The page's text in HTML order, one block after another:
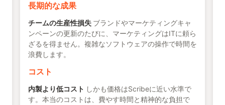
長期的な成果
チームの生産性損失 ブランドやマーケティングキャ
ンペーンの更新のたびに、マーケティングはITに頼ら
ざるを得ません。複雑なソフトウェアの操作で時間を
浪費します。
コスト
内製より低コスト しかも価格はScribeに近い水準で
す。本当のコストは、費やす時間と精神的な負担で